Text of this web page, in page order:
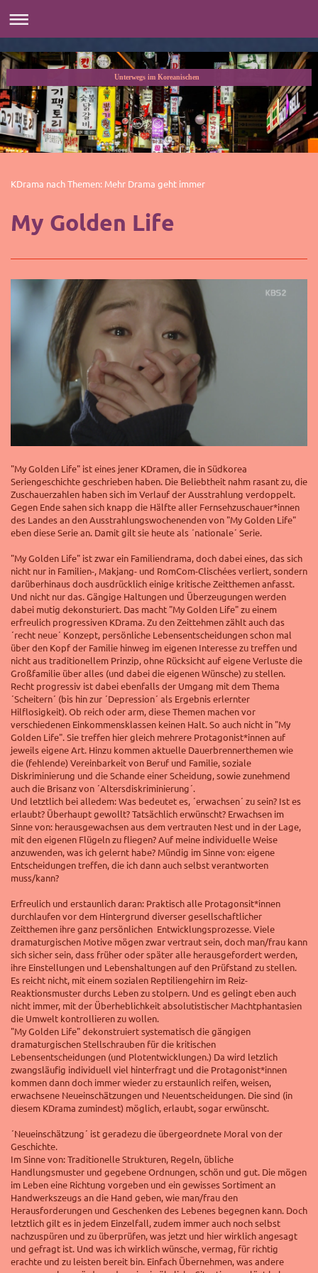
Unterwegs im Koreanischen
KDrama nach Themen: Mehr Drama geht immer
My Golden Life
"My Golden Life" ist eines jener KDramen, die in Südkorea
Seriengeschichte geschrieben haben. Die Beliebtheit nahm rasant zu, die
Zuschauerzahlen haben sich im Verlauf der Ausstrahlung verdoppelt.
Gegen Ende sahen sich knapp die Hälfte aller Fernsehzuschauer*innen
des Landes an den Ausstrahlungswochenenden von "My Golden Life"
eben diese Serie an. Damit gilt sie heute als ´nationale´ Serie.
"My Golden Life" ist zwar ein Familiendrama, doch dabei eines, das sich
nicht nur in Familien-, Makjang- und RomCom-Clischées verliert, sondern
darüberhinaus doch ausdrücklich einige kritische Zeitthemen anfasst.
Und nicht nur das. Gängige Haltungen und Überzeugungen werden
dabei mutig dekonsturiert. Das macht "My Golden Life" zu einem
erfreulich progressiven KDrama. Zu den Zeittehmen zählt auch das
´recht neue´ Konzept, persönliche Lebensentscheidungen schon mal
über den Kopf der Familie hinweg im eigenen Interesse zu treffen und
nicht aus traditionellem Prinzip, ohne Rücksicht auf eigene Verluste die
Großfamilie über alles (und dabei die eigenen Wünsche) zu stellen.
Recht progressiv ist dabei ebenfalls der Umgang mit dem Thema
´Scheitern´ (bis hin zur ´Depression´ als Ergebnis erlernter
Hilflosigkeit). Ob reich oder arm, diese Themen machen vor
verschiedenen Einkommensklassen keinen Halt. So auch nicht in "My
Golden Life". Sie treffen hier gleich mehrere Protagonist*innen auf
jeweils eigene Art. Hinzu kommen aktuelle Dauerbrennerthemen wie
die (fehlende) Vereinbarkeit von Beruf und Familie, soziale
Diskriminierung und die Schande einer Scheidung, sowie zunehmend
auch die Brisanz von ´Altersdiskriminierung´.
Und letztlich bei alledem: Was bedeutet es, ´erwachsen´ zu sein? Ist es
erlaubt? Überhaupt gewollt? Tatsächlich erwünscht? Erwachsen im
Sinne von: herausgewachsen aus dem vertrauten Nest und in der Lage,
mit den eigenen Flügeln zu fliegen? Auf meine individuelle Weise
anzuwenden, was ich gelernt habe? Mündig im Sinne von: eigene
Entscheidungen treffen, die ich dann auch selbst verantworten
muss/kann?
Erfreulich und erstaunlich daran: Praktisch alle Protagonsit*innen
durchlaufen vor dem Hintergrund diverser gesellschaftlicher
Zeitthemen ihre ganz persönlichen Entwicklungsprozesse. Viele
dramaturgischen Motive mögen zwar vertraut sein, doch man/frau kann
sich sicher sein, dass früher oder später alle herausgefordert werden,
ihre Einstellungen und Lebenshaltungen auf den Prüfstand zu stellen.
Es reicht nicht, mit einem sozialen Reptiliengehirn im Reiz-
Reaktionsmuster durchs Leben zu stolpern. Und es gelingt eben auch
nicht immer, mit der Überheblichkeit absolutistischer Machtphantasien
die Umwelt kontrollieren zu wollen.
"My Golden Life" dekonstruiert systematisch die gängigen
dramaturgischen Stellschrauben für die kritischen
Lebensentscheidungen (und Plotentwicklungen.) Da wird letzlich
zwangsläufig individuell viel hinterfragt und die Protagonist*innen
kommen dann doch immer wieder zu erstaunlich reifen, weisen,
erwachsene Neueinschätzungen und Neuentscheidungen. Die sind (in
diesem KDrama zumindest) möglich, erlaubt, sogar erwünscht.
´Neueinschätzung´ ist geradezu die übergeordnete Moral von der
Geschichte.
Im Sinne von: Traditionelle Strukturen, Regeln, übliche
Handlungsmuster und gegebene Ordnungen, schön und gut. Die mögen
im Leben eine Richtung vorgeben und ein gewisses Sortiment an
Handwerkszeugs an die Hand geben, wie man/frau den
Herausforderungen und Geschenken des Lebenes begegnen kann. Doch
letztlich gilt es in jedem Einzelfall, zudem immer auch noch selbst
nachzuspüren und zu überprüfen, was jetzt und hier wirklich angesagt
und gefragt ist. Und was ich wirklich wünsche, vermag, für richtig
erachte und zu leisten bereit bin. Einfach Übernehmen, was andere